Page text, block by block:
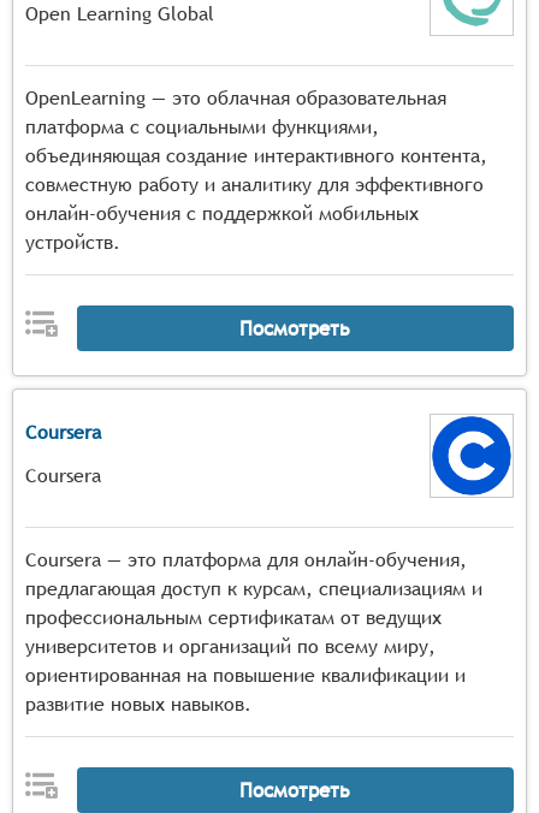
Open Learning Global
OpenLearning — это облачная образовательная
платформа с социальными функциями,
объединяющая создание интерактивного контента,
совместную работу и аналитику для эффективного
онлайн-обучения с поддержкой мобильных
устройств.
Посмотреть
Coursera
Coursera
Coursera — это платформа для онлайн-обучения,
предлагающая доступ к курсам, специализациям и
профессиональным сертификатам от ведущих
университетов и организаций по всему миру,
ориентированная на повышение квалификации и
развитие новых навыков.
Посмотреть